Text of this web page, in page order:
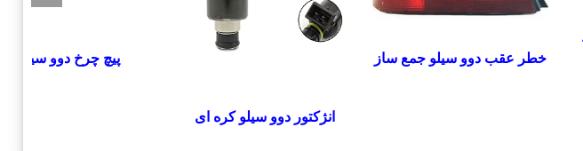
خطر عقب دوو سیلو جمع ساز
انژکتور دوو سیلو کره ای
پیچ چرخ دوو سیلو